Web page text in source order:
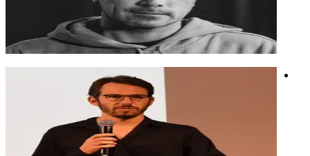
יזם מדיה. חי ונושם תקשורת. סקרן, ביקורתי, מנסה כל יום לחשוב
אחרת מכולם ולנצל את העוצמות של עולם המדיה.
אקטיביזם
בינה מלאכותיתשביעי באוקטובר
במקור איש קריאייטיב מהעולם האנלוגי. היום - אובססיבי לאיך
סוחטים מהבינה שדרוג לעבודה היומיומית של כולנו.
במקור איש קריאייטיב מהעולם האנלוגי. היום - אובססיבי לאיך
סוחטים מהבינה שדרוג לעבודה היומיומית של כולנו.